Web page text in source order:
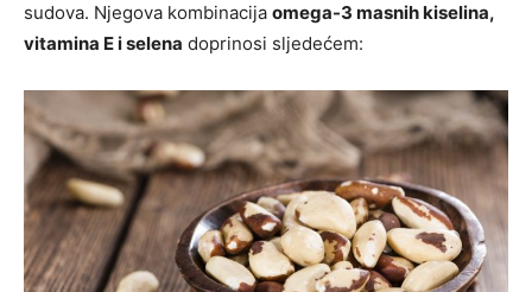
sudova. Njegova kombinacija omega-3 masnih kiselina,
vitamina E i selena doprinosi sljedećem: